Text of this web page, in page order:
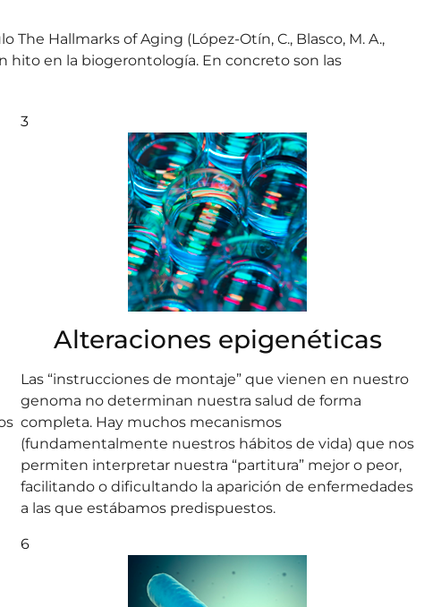
Hallmarks of Aging (López-Otín, C., Blasco, M. A.,
hito en la biogerontología. En concreto son las
3
Alteraciones epigenéticas
Las “instrucciones de montaje” que vienen en nuestro
genoma no determinan nuestra salud de forma
completa. Hay muchos mecanismos
(fundamentalmente nuestros hábitos de vida) que nos
permiten interpretar nuestra “partitura” mejor o peor,
facilitando o dificultando la aparición de enfermedades
a las que estábamos predispuestos.
6